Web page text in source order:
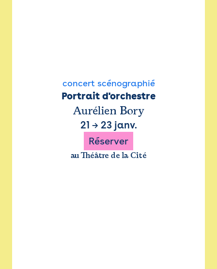
concert scénographié
Portrait d'orchestre
Aurélien Bory
21 → 23 janv.
Réserver
au Théâtre de la Cité